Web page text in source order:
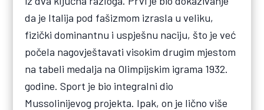
da je Italija pod fašizmom izrasla u veliku,
fizički dominantnu i uspješnu naciju, što je već
počela nagovještavati visokim drugim mjestom
na tabeli medalja na Olimpijskim igrama 1932.
godine. Sport je bio integralni dio
Mussolinijevog projekta. Ipak, on je lično više